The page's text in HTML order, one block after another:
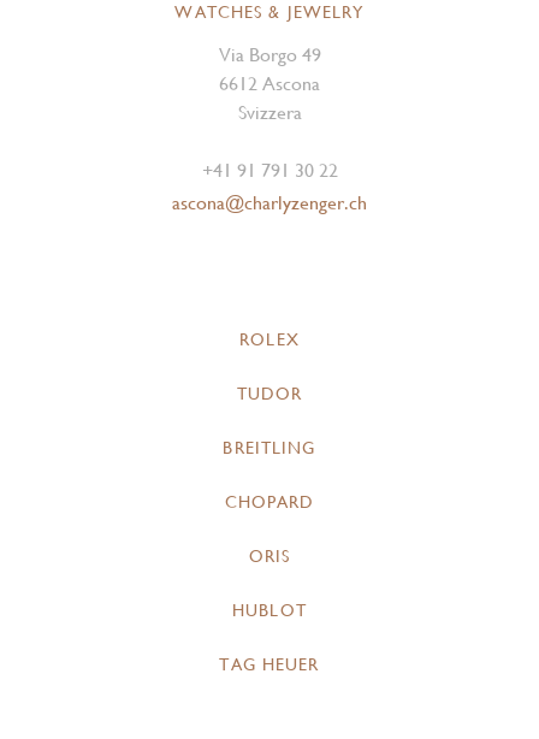
WATCHES & JEWELRY
Via Borgo 49
6612 Ascona
Svizzera
+41 91 791 30 22
ascona@charlyzenger.ch
ROLEX
TUDOR
BREITLING
CHOPARD
ORIS
HUBLOT
TAG HEUER